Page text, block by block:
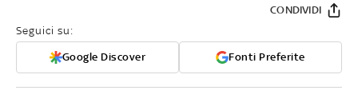
Seguici su:
Google Discover Fonti Preferite
CONDIVIDI